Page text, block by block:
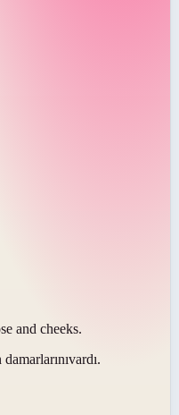
and cheeks.
damarlarınıvardı.